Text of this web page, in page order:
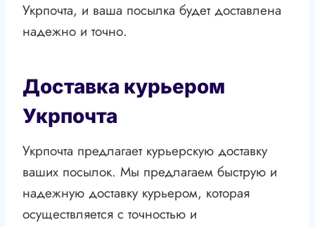
Укрпочта, и ваша посылка будет доставлена
надежно и точно.
Доставка курьером
Укрпочта
Укрпочта предлагает курьерскую доставку
ваших посылок. Мы предлагаем быструю и
надежную доставку курьером, которая
осуществляется с точностью и